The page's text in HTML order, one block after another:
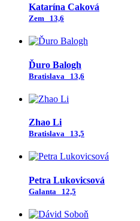
Katarína Caková
Zem 13,6
Ďuro Balogh
Bratislava 13,6
Zhao Li
Bratislava 13,5
Petra Lukovicsová
Galanta 12,5